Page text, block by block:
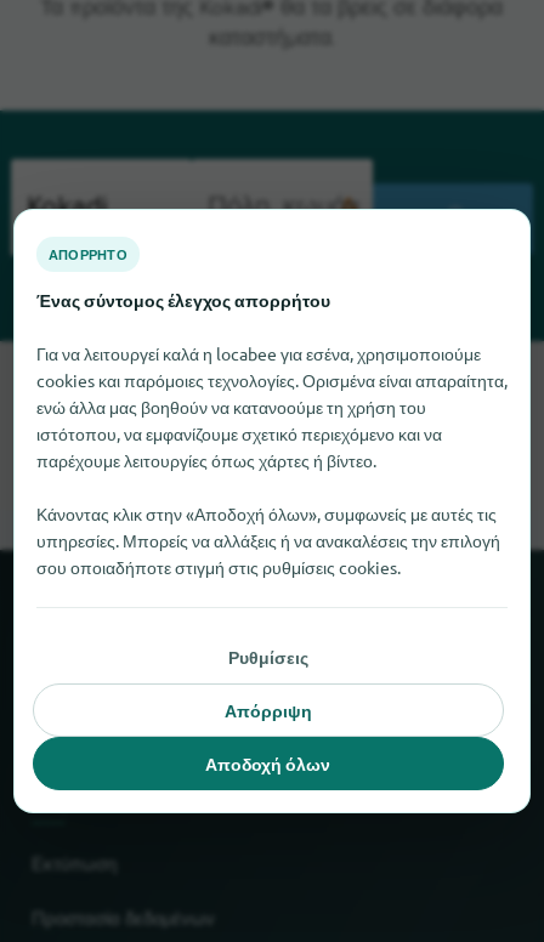
Τα προϊόντα της Kokadi® θα τα βρεις σε διάφορα
Λυπούμαστε, δεν μπορούμε να βρούμε το Kokadi αυτή τη
στιγμή. Αν γνωρίζετε πού μπορείτε να βρείτε το Kokadi, θα
χαρούμε πολύ αν μας ενημερώσετε.
Σχετικά με το locabee
Συνεργάτες
Νομικό
Εκτύπωση
Προστασία δεδομένων
ΑΠΌΡΡΗΤΟ
Ένας σύντομος έλεγχος απορρήτου
Για να λειτουργεί καλά η locabee για εσένα, χρησιμοποιούμε
cookies και παρόμοιες τεχνολογίες. Ορισμένα είναι απαραίτητα,
ενώ άλλα μας βοηθούν να κατανοούμε τη χρήση του
ιστότοπου, να εμφανίζουμε σχετικό περιεχόμενο και να
παρέχουμε λειτουργίες όπως χάρτες ή βίντεο.
Κάνοντας κλικ στην «Αποδοχή όλων», συμφωνείς με αυτές τις
υπηρεσίες. Μπορείς να αλλάξεις ή να ανακαλέσεις την επιλογή
σου οποιαδήποτε στιγμή στις ρυθμίσεις cookies.
Ρυθμίσεις
Απόρριψη
Αποδοχή όλων